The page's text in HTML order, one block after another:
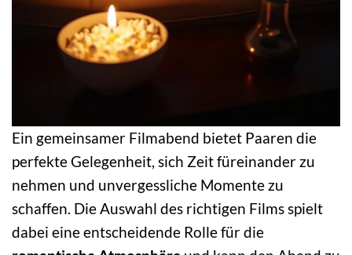
Ein gemeinsamer Filmabend bietet Paaren die
perfekte Gelegenheit, sich Zeit füreinander zu
nehmen und unvergessliche Momente zu
schaffen. Die Auswahl des richtigen Films spielt
dabei eine entscheidende Rolle für die